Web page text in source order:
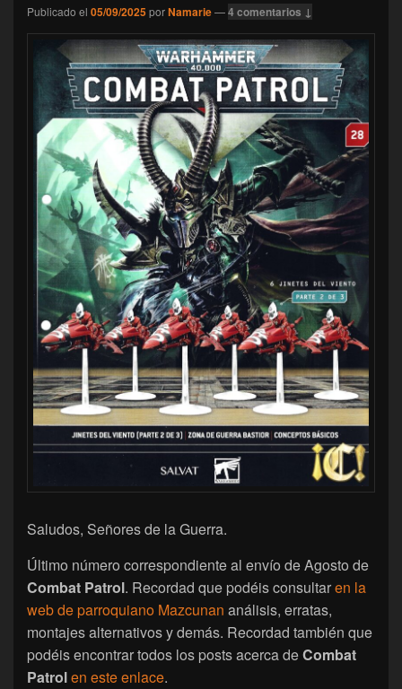
Publicado el 05/09/2025porNamarie—4 comentarios ↓
Saludos, Señores de la Guerra.
Último número correspondiente al envío de Agosto de
Combat Patrol. Recordad que podéis consultaren la
web de parroquiano Mazcunan análisis, erratas,
montajes alternativos y demás. Recordad también que
podéis encontrar todos los posts acerca deCombat
Patrolen este enlace.